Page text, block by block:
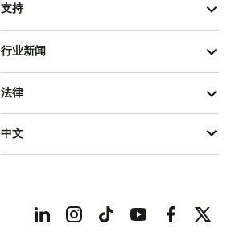
支持
行业新闻
法律
中文